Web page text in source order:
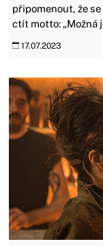
připomenout, že
ctít motto: „Možná
17.07.2023